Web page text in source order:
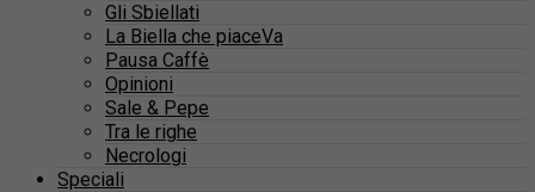
Gli Sbiellati
La Biella che piaceVa
Pausa Caffè
Opinioni
Sale & Pepe
Tra le righe
Necrologi
Speciali